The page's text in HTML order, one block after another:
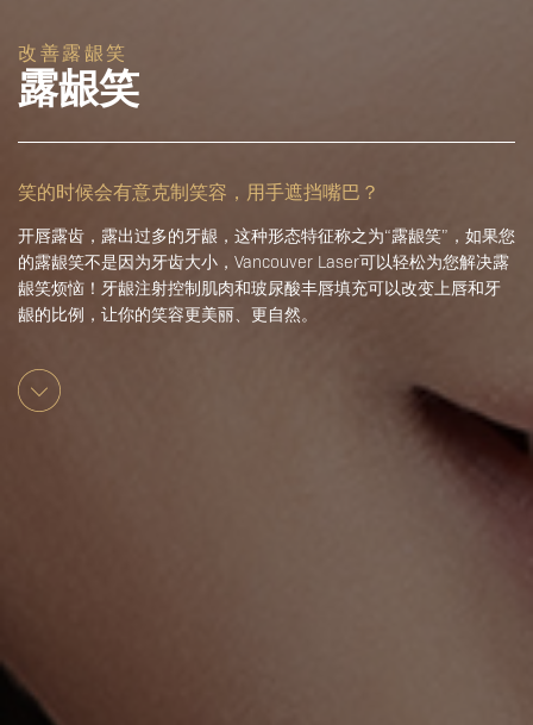
改善露龈笑
露龈笑
笑的时候会有意克制笑容，用手遮挡嘴巴？
开唇露齿，露出过多的牙龈，这种形态特征称之为“露龈笑”，如果您
的露龈笑不是因为牙齿大小，Vancouver Laser可以轻松为您解决露
龈笑烦恼！牙龈注射控制肌肉和玻尿酸丰唇填充可以改变上唇和牙
龈的比例，让你的笑容更美丽、更自然。